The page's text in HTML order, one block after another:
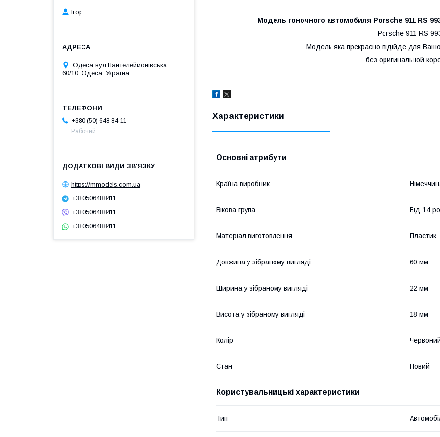
Модель гоночного автомобиля Porsche 911 RS
Porsche 911 RS
Модель яка прекрасно пiдiйде для
без оригинальной
Характеристики
Основні атрибути
Країна виробник
Вікова група Від 14
Матеріал виготовлення Пластик
Довжина у зібраному вигляді 60 мм
Ширина у зібраному вигляді 22 мм
Висота у зібраному вигляді 18 мм
Колір
Стан Новий
Користувальницькі характеристики
Тип
Ігор
Одеса вул.Пантелеймонівська
60/10, Одеса, Україна
+380 (50) 648-84-11
Рабочий
https://mmodels.com.ua
+380506488411
+380506488411
+380506488411